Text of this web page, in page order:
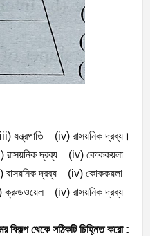
iii) যন্ত্রপাতি (iv) রাসয়নিক দ্রব্য।
রাসয়নিক দ্রব্য (iv) কোককয়লা
রাসয়নিক দ্রব্য (iv) কোককয়লা
ক্রুডওয়েল (iv) রাসয়নিক দ্রব্য
বিকল্প থেকে সঠিকটি চিহ্নিত করো :